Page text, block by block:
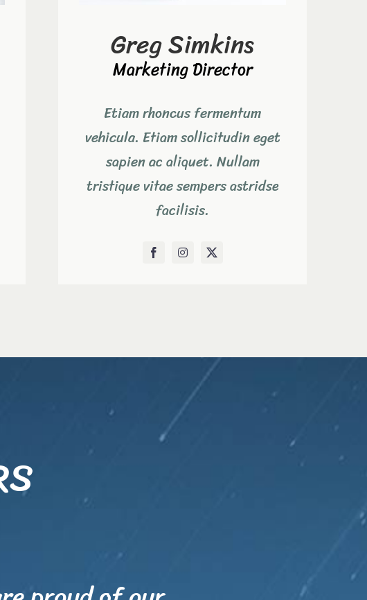
Greg Simkins
Marketing Director
Etiam rhoncus fermentum
vehicula. Etiam sollicitudin eget
sapien ac aliquet. Nullam
tristique vitae sempers astridse
facilisis.